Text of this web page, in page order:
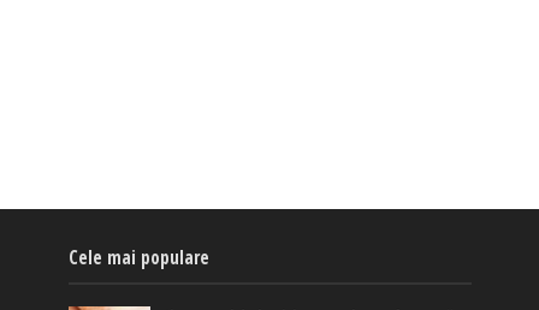
Cele mai populare